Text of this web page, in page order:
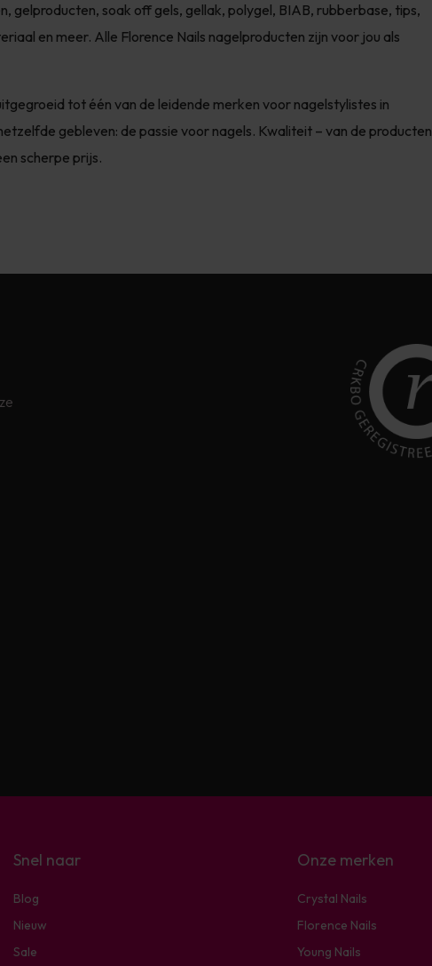
gelproducten, soak off gels, gellak, polygel, BIAB, rubberbase, tips,
en meer. Alle Florence Nails nagelproducten zijn voor jou als
tot één van de leidende merken voor nagelstylistes in
gebleven: de passie voor nagels. Kwaliteit – van de producten
scherpe prijs.
Snel naar
Blog
Nieuw
Sale
Onze merken
Crystal Nails
Florence Nails
Young Nails